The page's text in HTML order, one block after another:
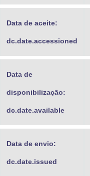
Data de aceite:
dc.date.accessioned
Data de
disponibilização:
dc.date.available
Data de envio:
dc.date.issued